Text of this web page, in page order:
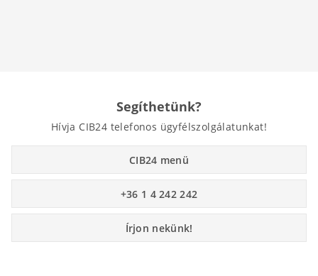
Segíthetünk?
Hívja CIB24 telefonos ügyfélszolgálatunkat!
CIB24 menü
+36 1 4 242 242
Írjon nekünk!